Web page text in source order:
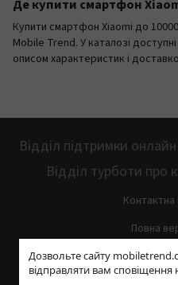
Дозвольте сайту
відправляти вам сповіщення
Де купити смартфон
Купити смартфон Xiaomi до
Mobile Trend. У каталозі
описом характеристик і
Відділ підтримки
Відділ турботи про
Контактна
Повна
Мапа